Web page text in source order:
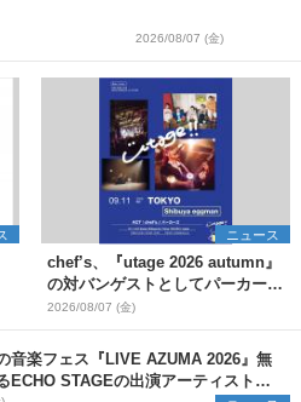
2026/08/07 (金)
ニュース
chef’s、『utage 2026 autumn』
の対バンゲストとしてパーカーズ
を発表
2026/08/07 (金)
音楽フェス『LIVE AZUMA 2026』無
ECHO STAGEの出演アーティストを